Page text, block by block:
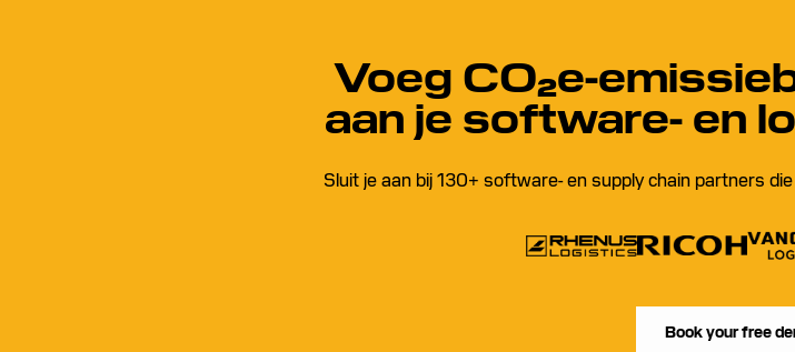
Voeg CO₂e-
aan je software- en
Sluit je aan bij 130+ software- en supply chain partners
Book your free